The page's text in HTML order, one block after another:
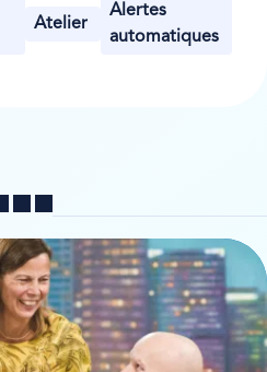
Atelier
Alertes
automatiques